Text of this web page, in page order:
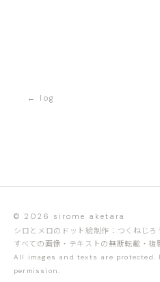
← log
© 2026 sirome aketara
シロとメロのドット絵制作：つくね
すべての画像・テキストの無断転載・複
All images and texts are protected.
permission.